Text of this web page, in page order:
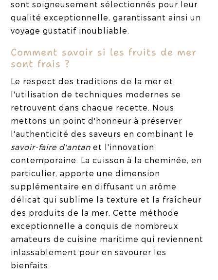
sont soigneusement sélectionnés pour leur
qualité exceptionnelle, garantissant ainsi un
voyage gustatif inoubliable.
Comment savoir si les fruits de mer
sont frais ?
Le respect des traditions de la mer et
l'utilisation de techniques modernes se
retrouvent dans chaque recette. Nous
mettons un point d'honneur à préserver
l'authenticité des saveurs en combinant le
savoir-faire d'antan et l'innovation
contemporaine. La cuisson à la cheminée, en
particulier, apporte une dimension
supplémentaire en diffusant un arôme
délicat qui sublime la texture et la fraîcheur
des produits de la mer. Cette méthode
exceptionnelle a conquis de nombreux
amateurs de cuisine maritime qui reviennent
inlassablement pour en savourer les
bienfaits.